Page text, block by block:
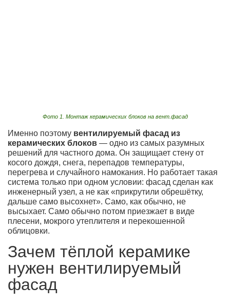
Фото 1. Монтаж керамических блоков на вент.фасад
Именно поэтому вентилируемый фасад из
керамических блоков — одно из самых разумных
решений для частного дома. Он защищает стену от
косого дождя, снега, перепадов температуры,
перегрева и случайного намокания. Но работает такая
система только при одном условии: фасад сделан как
инженерный узел, а не как «прикрутили обрешётку,
дальше само высохнет». Само, как обычно, не
высыхает. Само обычно потом приезжает в виде
плесени, мокрого утеплителя и перекошенной
облицовки.
Зачем тёплой керамике
нужен вентилируемый
фасад